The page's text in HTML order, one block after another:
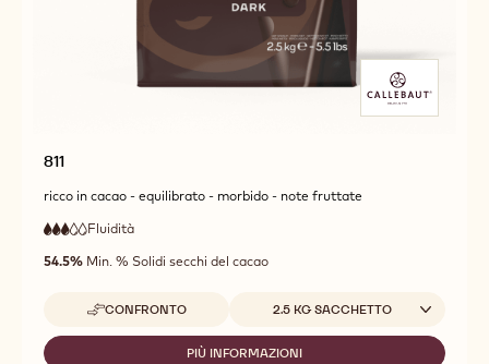
811
ricco in cacao - equilibrato - morbido - note fruttate
3
out
Fluidità
media
54.5% Min. % Solidi secchi del cacao
CONFRONTO
-
811
Dimensioni disponibili
2.5 KG SACCHETTO
PIÙ INFORMAZIONI